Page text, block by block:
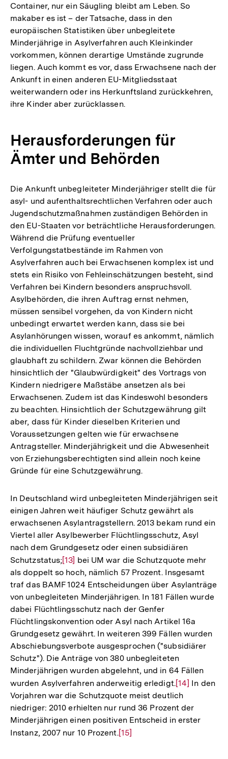
Container, nur ein Säugling bleibt am Leben. So
makaber es ist – der Tatsache, dass in den
europäischen Statistiken über unbegleitete
Minderjährige in Asylverfahren auch Kleinkinder
vorkommen, können derartige Umstände zugrunde
liegen. Auch kommt es vor, dass Erwachsene nach der
Ankunft in einen anderen EU-Mitgliedsstaat
weiterwandern oder ins Herkunftsland zurückkehren,
ihre Kinder aber zurücklassen.
Herausforderungen für
Ämter und Behörden
Die Ankunft unbegleiteter Minderjähriger stellt die für
asyl- und aufenthaltsrechtlichen Verfahren oder auch
Jugendschutzmaßnahmen zuständigen Behörden in
den EU-Staaten vor beträchtliche Herausforderungen.
Während die Prüfung eventueller
Verfolgungstatbestände im Rahmen von
Asylverfahren auch bei Erwachsenen komplex ist und
stets ein Risiko von Fehleinschätzungen besteht, sind
Verfahren bei Kindern besonders anspruchsvoll.
Asylbehörden, die ihren Auftrag ernst nehmen,
müssen sensibel vorgehen, da von Kindern nicht
unbedingt erwartet werden kann, dass sie bei
Asylanhörungen wissen, worauf es ankommt, nämlich
die individuellen Fluchtgründe nachvollziehbar und
glaubhaft zu schildern. Zwar können die Behörden
hinsichtlich der "Glaubwürdigkeit" des Vortrags von
Kindern niedrigere Maßstäbe ansetzen als bei
Erwachsenen. Zudem ist das Kindeswohl besonders
zu beachten. Hinsichtlich der Schutzgewährung gilt
aber, dass für Kinder dieselben Kriterien und
Voraussetzungen gelten wie für erwachsene
Antragsteller. Minderjährigkeit und die Abwesenheit
von Erziehungsberechtigten sind allein noch keine
Gründe für eine Schutzgewährung.
In Deutschland wird unbegleiteten Minderjährigen seit
einigen Jahren weit häufiger Schutz gewährt als
erwachsenen Asylantragstellern. 2013 bekam rund ein
Viertel aller Asylbewerber Flüchtlingsschutz, Asyl
nach dem Grundgesetz oder einen subsidiären
Schutzstatus;Zur
Auflösung
der
Fußnote
[13] bei UM war die Schutzquote mehr
als doppelt so hoch, nämlich 57 Prozent. Insgesamt
traf das BAMF 1024 Entscheidungen über Asylanträge
von unbegleiteten Minderjährigen. In 181 Fällen wurde
dabei Flüchtlingsschutz nach der Genfer
Flüchtlingskonvention oder Asyl nach Artikel 16a
Grundgesetz gewährt. In weiteren 399 Fällen wurden
Abschiebungsverbote ausgesprochen ("subsidiärer
Schutz"). Die Anträge von 380 unbegleiteten
Minderjährigen wurden abgelehnt, und in 64 Fällen
wurden Asylverfahren anderweitig erledigt.Zur
Auflösung
der
Fußnote
[14] In den
Vorjahren war die Schutzquote meist deutlich
niedriger: 2010 erhielten nur rund 36 Prozent der
Minderjährigen einen positiven Entscheid in erster
Instanz, 2007 nur 10 Prozent.Zur
[15]